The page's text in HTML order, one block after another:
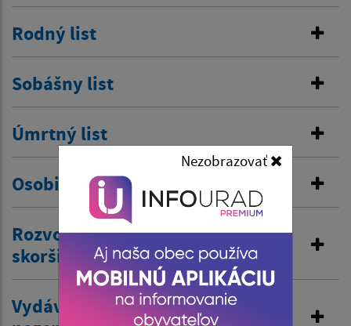
Nezobrazovať
Rodný list
Sobášny list
Úmrtný list
Osobitná matrika
Rozvod manželstva a prijatie
skoršieho priezviska
Vydávanie výpisov z matriky a